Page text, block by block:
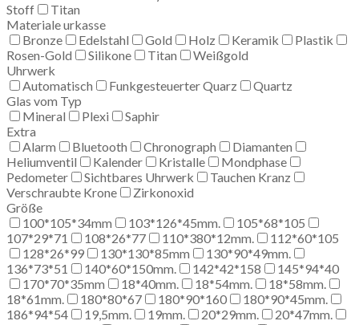
Stoff
Titan
Materiale urkasse
Bronze
Edelstahl Gold Holz Keramik
Plastik
Rosen-Gold
Silikone Titan
Weißgold
Uhrwerk
Automatisch
Funkgesteuerter Quarz
Quartz
Glas vom Typ
Mineral
Plexi
Saphir
Extra
Alarm
Bluetooth Chronograph
Diamanten
Heliumventil
Kalender Kristalle
Mondphase
Pedometer
Sichtbares Uhrwerk
Tauchen Kranz
Verschraubte Krone
Zirkonoxid
Größe
100*105*34mm
103*126*45mm.
105*68*105
107*29*71
108*26*77 110*380*12mm.
112*60*105
128*26*99
130*130*85mm
130*90*49mm.
136*73*51
140*60*150mm. 142*42*158
145*94*40
170*70*35mm
18*40mm. 18*54mm.
18*58mm.
18*61mm.
180*80*67 180*90*160
180*90*45mm.
186*94*54
19,5mm. 19mm. 20*29mm.
20*47mm.